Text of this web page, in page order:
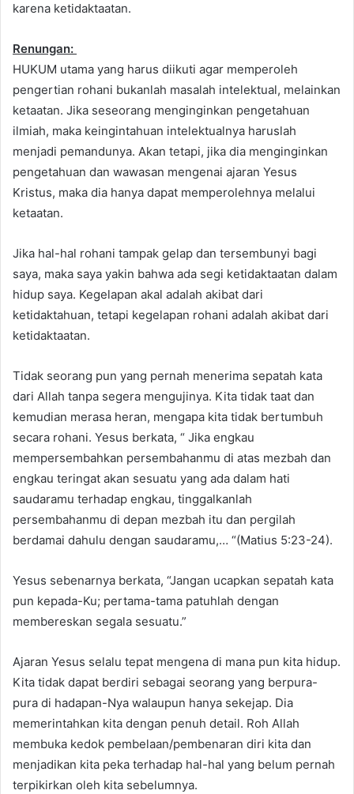
karena ketidaktaatan.
Renungan:
HUKUM utama yang harus diikuti agar memperoleh
pengertian rohani bukanlah masalah intelektual, melainkan
ketaatan. Jika seseorang menginginkan pengetahuan
ilmiah, maka keingintahuan intelektualnya haruslah
menjadi pemandunya. Akan tetapi, jika dia menginginkan
pengetahuan dan wawasan mengenai ajaran Yesus
Kristus, maka dia hanya dapat memperolehnya melalui
ketaatan.
Jika hal-hal rohani tampak gelap dan tersembunyi bagi
saya, maka saya yakin bahwa ada segi ketidaktaatan dalam
hidup saya. Kegelapan akal adalah akibat dari
ketidaktahuan, tetapi kegelapan rohani adalah akibat dari
ketidaktaatan.
Tidak seorang pun yang pernah menerima sepatah kata
dari Allah tanpa segera mengujinya. Kita tidak taat dan
kemudian merasa heran, mengapa kita tidak bertumbuh
secara rohani. Yesus berkata, “ Jika engkau
mempersembahkan persembahanmu di atas mezbah dan
engkau teringat akan sesuatu yang ada dalam hati
saudaramu terhadap engkau, tinggalkanlah
persembahanmu di depan mezbah itu dan pergilah
berdamai dahulu dengan saudaramu,… “(Matius 5:23-24).
Yesus sebenarnya berkata, “Jangan ucapkan sepatah kata
pun kepada-Ku; pertama-tama patuhlah dengan
membereskan segala sesuatu.”
Ajaran Yesus selalu tepat mengena di mana pun kita hidup.
Kita tidak dapat berdiri sebagai seorang yang berpura-
pura di hadapan-Nya walaupun hanya sekejap. Dia
memerintahkan kita dengan penuh detail. Roh Allah
membuka kedok pembelaan/pembenaran diri kita dan
menjadikan kita peka terhadap hal-hal yang belum pernah
terpikirkan oleh kita sebelumnya.